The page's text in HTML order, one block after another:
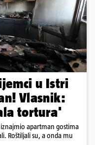
u Istri
Vlasnik:
tortura'
apartman gostima
Roštiljali su, a onda mu